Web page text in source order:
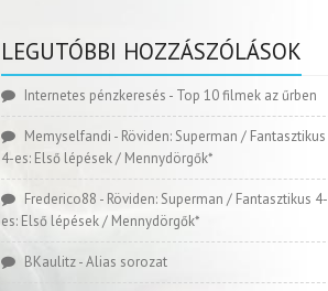
LEGUTÓBBI HOZZÁSZÓLÁSOK
Internetes pénzkeresés - Top 10 filmek az űrben
Memyselfandi - Röviden: Superman / Fantasztikus
4-es: Első lépések / Mennydörgők*
Frederico88 - Röviden: Superman / Fantasztikus 4-
es: Első lépések / Mennydörgők*
BKaulitz-Alias sorozat